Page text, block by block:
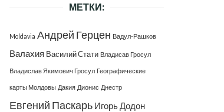
МЕТКИ:
Moldavia Андрей Герцен Вадул-Рашков
Валахия Василий Стати Владисав Гросул
Владислав Якимович Гросул Географические
карты Молдовы Дакия Дионис Днестр
Евгений Паскарь Игорь Додон